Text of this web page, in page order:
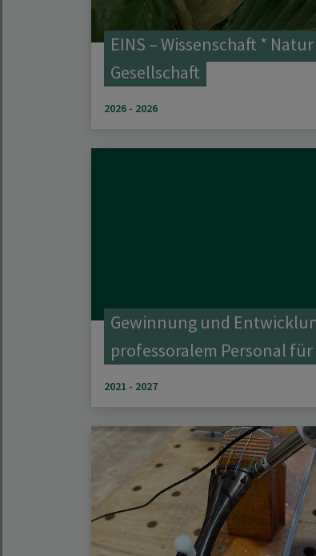
EINS – Wissenschaft *
Gesellschaft
2026 - 2026
Gewinnung und
professoralem Personal für
2021 - 2027